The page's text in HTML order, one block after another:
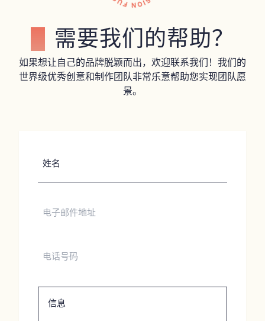
需要我们的帮助？
如果想让自己的品牌脱颖而出，欢迎联系我们！我们的
世界级优秀创意和制作团队非常乐意帮助您实现团队愿
景。
姓
名